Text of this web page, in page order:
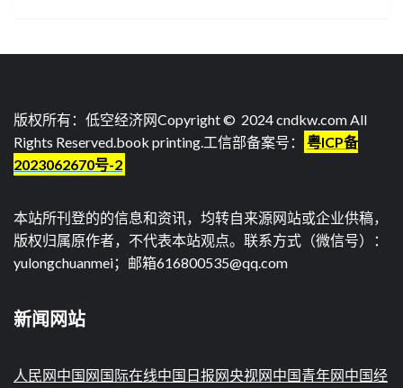
版权所有：低空经济网Copyright © 2024 cndkw.com All
Rights Reserved.book printing.工信部备案号：
粤ICP备
2023062670号-2
本站所刊登的的信息和资讯，均转自来源网站或企业供稿，
版权归属原作者，不代表本站观点。联系方式（微信号）：
yulongchuanmei；邮箱616800535@qq.com
新闻网站
人民网中国网 国际在线中国日报网央视网中国青年网中国经